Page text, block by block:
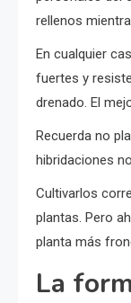
rellenos
En cualquier
fuertes y
drenado. El
Recuerda no
hibridaciones
Cultivarlos
plantas. Pero
planta más
La